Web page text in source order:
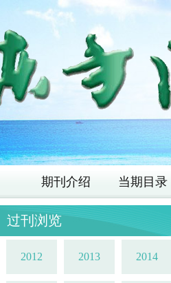
期刊介绍 当期目录
过刊浏览
2012 2013 2014